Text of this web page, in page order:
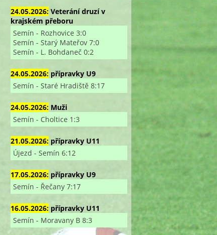
24.05.2026: Veterání druzí v
krajském přeboru
Semín - Rozhovice 3:0
Semín - Starý Mateřov 7:0
Semín - L. Bohdaneč 0:2
24.05.2026: přípravky U9
Semín - Staré Hradiště 8:17
24.05.2026: Muži
Semín - Choltice 1:3
21.05.2026: přípravky U11
Újezd - Semín 6:12
17.05.2026: přípravky U9
Semín - Řečany 7:17
16.05.2026: přípravky U11
Semín - Moravany B 8:3